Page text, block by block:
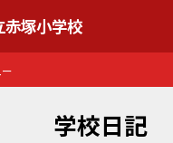
赤塚小学校
学校日記